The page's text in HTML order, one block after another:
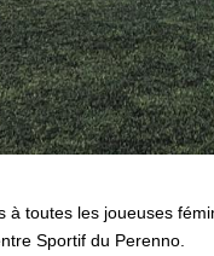
à toutes les joueuses
Sportif du Perenno.